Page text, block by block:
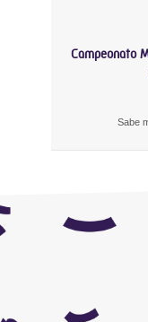
Campeonato
Sabe